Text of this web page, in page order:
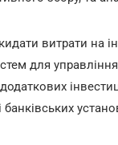
витрати на
для
банківських